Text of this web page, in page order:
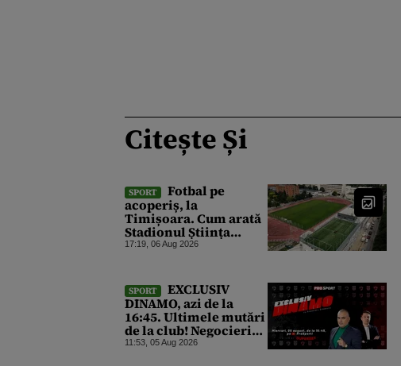
Citește Și
SPORT
Fotbal pe
acoperiș, la
Timișoara. Cum arată
Stadionul Știința
înainte de inaugurare,
17:19, 06 Aug 2026
SPORT
EXCLUSIV
DINAMO, azi de la
16:45. Ultimele mutări
de la club! Negocieri
pentru transferuri și
11:53, 05 Aug 2026